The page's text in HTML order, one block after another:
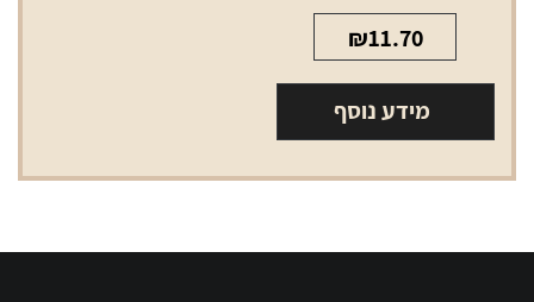
₪11.70
מידע נוסף